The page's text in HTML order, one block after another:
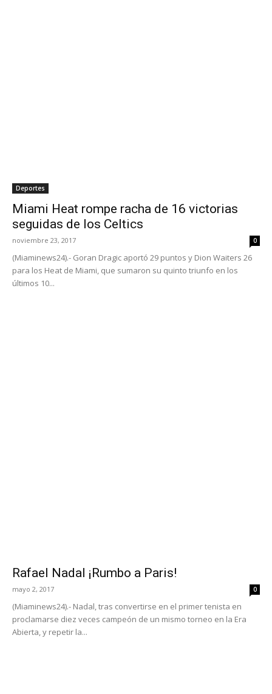
Deportes
Miami Heat rompe racha de 16 victorias
seguidas de los Celtics
noviembre 23, 2017 0
(Miaminews24).- Goran Dragic aportó 29 puntos y Dion Waiters 26
para los Heat de Miami, que sumaron su quinto triunfo en los
últimos 10...
Rafael Nadal ¡Rumbo a Paris!
mayo 2, 2017 0
(Miaminews24).- Nadal, tras convertirse en el primer tenista en
proclamarse diez veces campeón de un mismo torneo en la Era
Abierta, y repetir la...